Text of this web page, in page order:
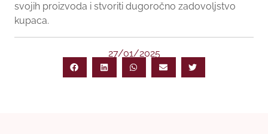
svojih proizvoda i stvoriti dugoročno zadovoljstvo
kupaca.
27/01/2025